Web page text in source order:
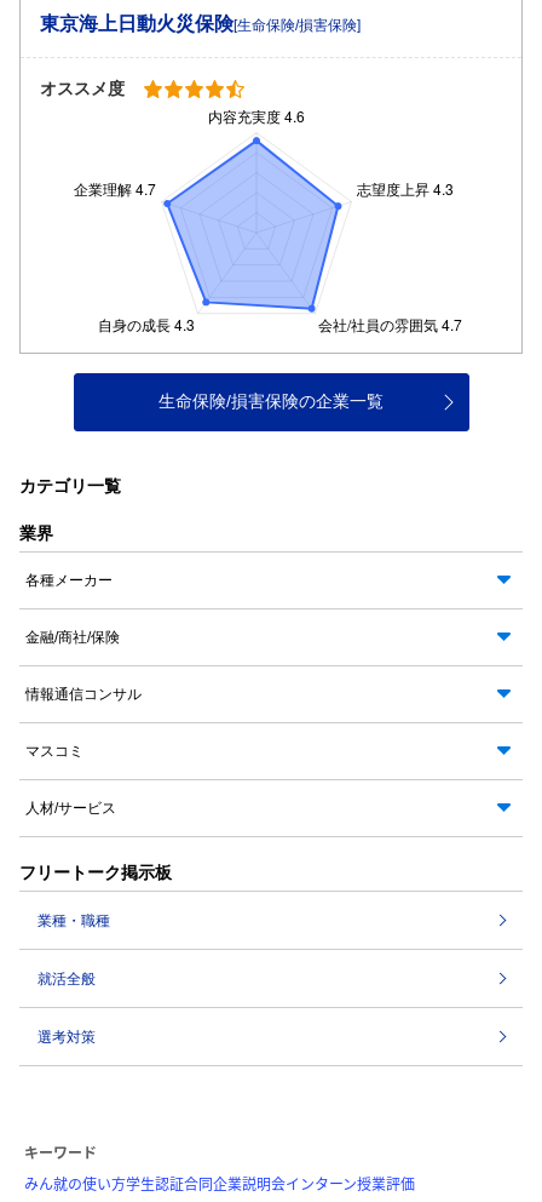
東京海上日動火災保険[生命保険/損害保険]
オススメ度
生命保険/損害保険の企業一覧
カテゴリ一覧
業界
各種メーカー
金融/商社/保険
情報通信コンサル
マスコミ
人材/サービス
フリートーク掲示板
業種・職種
就活全般
選考対策
キーワード
みん就の使い方学生認証合同企業説明会インターン授業評価